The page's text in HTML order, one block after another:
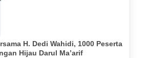
H. Dedi Wahidi, 1000 Peserta
Hijau Darul Ma’arif